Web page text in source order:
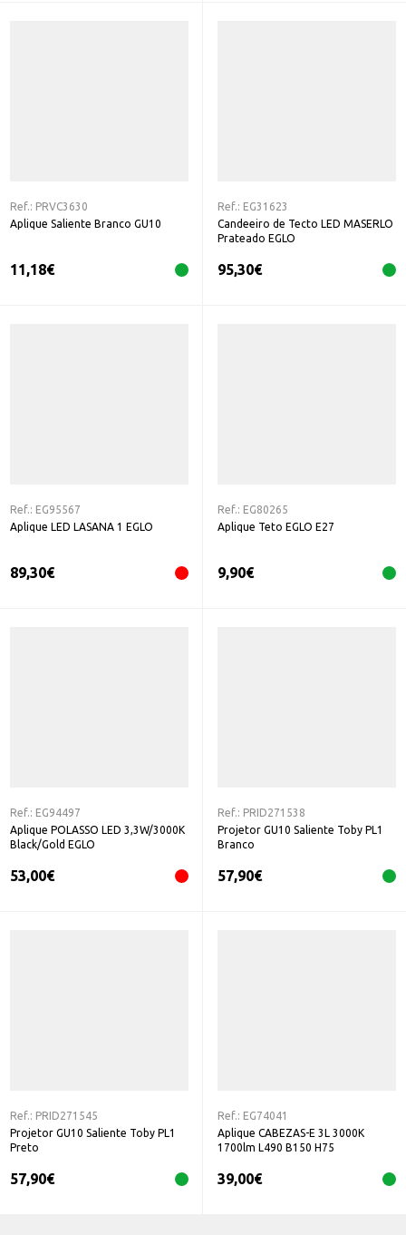
Ref.: PRVC3630
Aplique Saliente Branco GU10
11,18€
Ref.: EG31623
Candeeiro de Tecto LED MASERLO
Prateado EGLO
95,30€
Ref.: EG95567
Aplique LED LASANA 1 EGLO
89,30€
Ref.: EG80265
Aplique Teto EGLO E27
9,90€
Ref.: EG94497
Aplique POLASSO LED 3,3W/3000K
Black/Gold EGLO
53,00€
Ref.: PRID271538
Projetor GU10 Saliente Toby PL1
Branco
57,90€
Ref.: PRID271545
Projetor GU10 Saliente Toby PL1
Preto
57,90€
Ref.: EG74041
Aplique CABEZAS-E 3L 3000K
1700lm L490 B150 H75
39,00€